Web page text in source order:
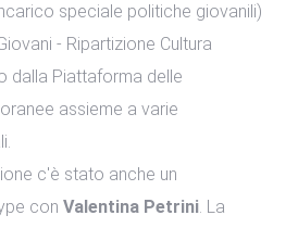
speciale politiche giovanili)
- Ripartizione Cultura
dalla Piattaforma delle
assieme a varie
c'è stato anche un
con Valentina Petrini. La